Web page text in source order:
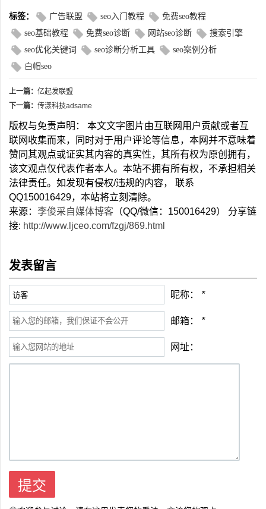
标签： 广告联盟 seo入门教程
免费seo教程
seo基础教程
免费seo诊断 网站seo诊断
搜索引擎
seo优化关键词
seo诊断分析工具
seo案例分析
白帽seo
上一篇： 亿起发联盟
下一篇： 传漾科技adsame
版权与免责声明： 本文文字图片由互联网用户贡献或者互
联网收集而来，同时对于用户评论等信息，本网并不意味着
赞同其观点或证实其内容的真实性，其所有权为原创拥有，
该文观点仅代表作者本人。本站不拥有所有权，不承担相关
法律责任。如发现有侵权/违规的内容， 联系
QQ150016429，本站将立刻清除。
来源： 李俊采自媒体博客 （QQ/微信：150016429） 分享链
接: http://www.ljceo.com/fzgj/869.html
发表留言
昵称： *
邮箱： *
网址：